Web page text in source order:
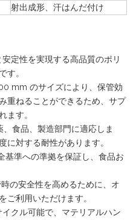
射出成形、汗はんだ付け
定性を実現する高品質のポリ
す。
mm のサイズにより、保管効
重ねることができるため、サプ
ます。
、食品、製造部門に適応しま
に対する耐性があります。
基準への準拠を保証し、食品お
の安全性を高めるために、オ
ご利用いただけます。
イクル可能で、マテリアルハン